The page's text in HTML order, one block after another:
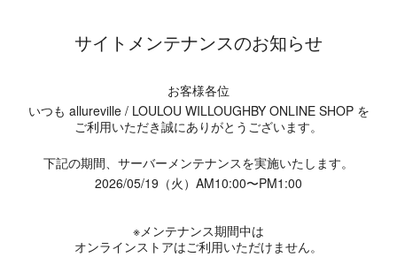
サイトメンテナンスのお知らせ
お客様各位
いつも allureville / LOULOU WILLOUGHBY ONLINE SHOP を
ご利用いただき誠にありがとうございます。
下記の期間、サーバーメンテナンスを実施いたします。
2026/05/19（火）AM10:00〜PM1:00
※メンテナンス期間中は
オンラインストアはご利用いただけません。